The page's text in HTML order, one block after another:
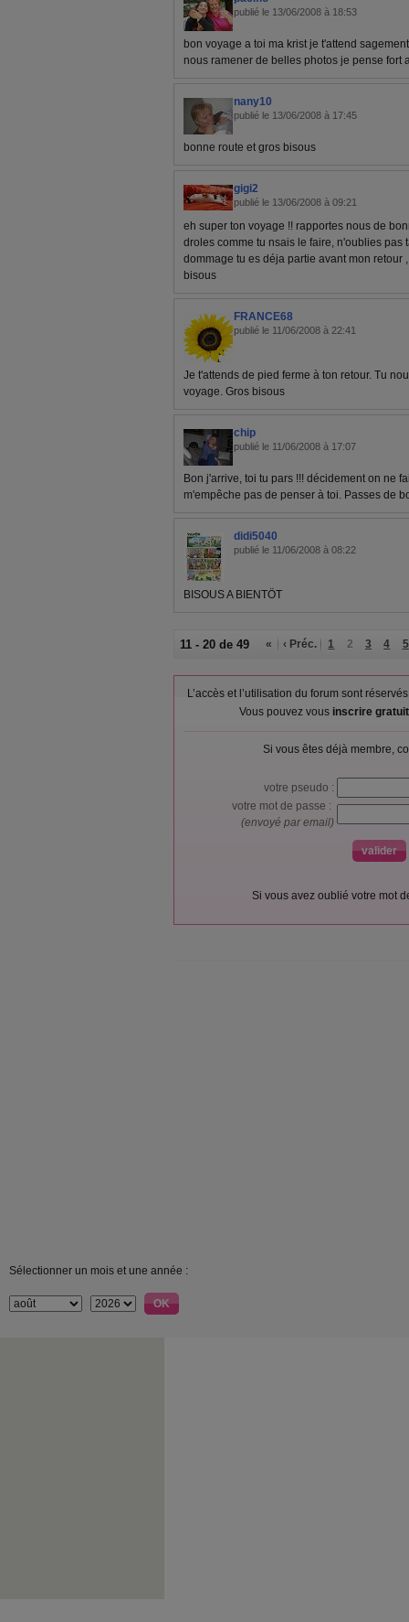
publié le 13/06/2008 à 18:53
bon voyage a toi ma krist je t'attend
nous ramener de belles photos je pense fort
nany10
publié le 13/06/2008 à 17:45
bonne route et gros bisous
gigi2
publié le 13/06/2008 à 09:21
eh super ton voyage !! rapportes nous de
droles comme tu nsais le faire, n'oublies pas
dommage tu es déja partie avant mon retour
bisous
FRANCE68
publié le 11/06/2008 à 22:41
Je t'attends de pied ferme à ton retour. Tu
voyage. Gros bisous
chip
publié le 11/06/2008 à 17:07
Bon j'arrive, toi tu pars !!! décidement on ne
m'empêche pas de penser à toi. Passes de
didi5040
publié le 11/06/2008 à 08:22
BISOUS A BIENTÖT
11 - 20 de 49 « ‹ Préc. 1 2 3 4 5
L’accès et l’utilisation du forum sont
Vous pouvez vous inscrire
Si vous êtes déjà membre,
votre pseudo :
votre mot de passe :
(envoyé par email)
Si vous avez oublié votre mot
Sélectionner un mois et une année :